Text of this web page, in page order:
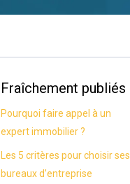
Fraîchement publiés
Pourquoi faire appel à un
expert immobilier ?
Les 5 critères pour choisir ses
bureaux d’entreprise